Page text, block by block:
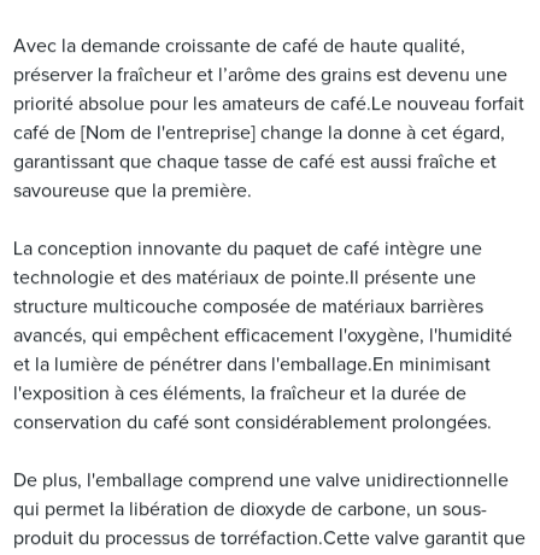
Avec la demande croissante de café de haute qualité,
préserver la fraîcheur et l’arôme des grains est devenu une
priorité absolue pour les amateurs de café.Le nouveau forfait
café de [Nom de l'entreprise] change la donne à cet égard,
garantissant que chaque tasse de café est aussi fraîche et
savoureuse que la première.
La conception innovante du paquet de café intègre une
technologie et des matériaux de pointe.Il présente une
structure multicouche composée de matériaux barrières
avancés, qui empêchent efficacement l'oxygène, l'humidité
et la lumière de pénétrer dans l'emballage.En minimisant
l'exposition à ces éléments, la fraîcheur et la durée de
conservation du café sont considérablement prolongées.
De plus, l'emballage comprend une valve unidirectionnelle
qui permet la libération de dioxyde de carbone, un sous-
produit du processus de torréfaction.Cette valve garantit que